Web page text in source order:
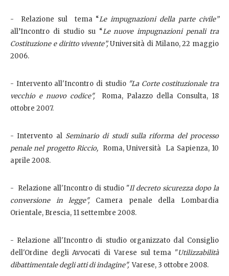
- Relazione sul tema “Le impugnazioni della parte civile”
all’Incontro di studio su “Le nuove impugnazioni penali tra
Costituzione e diritto vivente”,Università di Milano, 22 maggio
2006.
- Intervento all'Incontro di studio "La Corte costituzionale tra
vecchio e nuovo codice",
Roma, Palazzo della Consulta, 18
ottobre 2007.
- Intervento al Seminario di studi sulla riforma del processo
penale nel progetto Riccio, Roma, Università La Sapienza, 10
aprile 2008.
- Relazione all'Incontro di studio "Il decreto sicurezza dopo la
conversione in legge", Camera penale della Lombardia
Orientale, Brescia, 11 settembre 2008.
- Relazione all'Incontro di studio organizzato dal Consiglio
dell'Ordine degli Avvocati di Varese sul tema "Utilizzabilità
dibattimentale degli atti di indagine", Varese, 3 ottobre 2008.